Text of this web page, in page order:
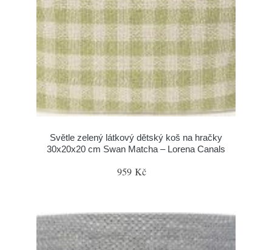
Světle zelený látkový dětský koš na hračky
30x20x20 cm Swan Matcha – Lorena Canals
959 Kč